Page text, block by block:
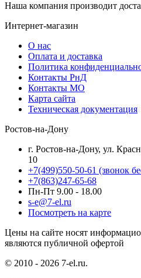
Наша компания производит
Интернет-магазин
О нас
Оплата и доставка
Политика
Контакты РнД
Контакты МО
Карта сайта
Техническая документация
Ростов-на-Дону
г. Ростов-на-Дону, ул.
10
+7(499)550-50-61 (звонок
+7(863)247-65-68
Пн-Пт 9.00 - 18.00
s-e@7-el.ru
Посмотреть на карте
Цены на сайте носят
являются публичной офертой
© 2010 - 2026 7-el.ru.